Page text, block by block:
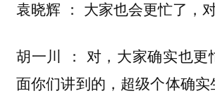
袁晓辉 ： 大家也会更忙了，
胡一川 ： 对，大家确实也更
面你们讲到的，超级个体确实